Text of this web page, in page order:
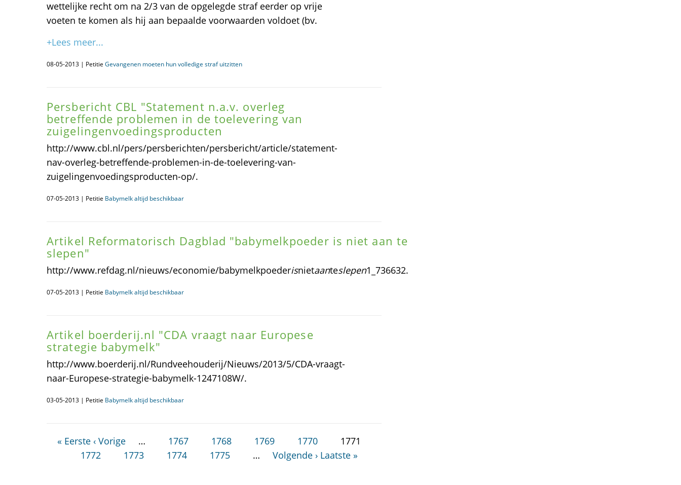
wettelijke recht om na 2/3 van de opgelegde straf eerder op vrije
voeten te komen als hij aan bepaalde voorwaarden voldoet (bv.
+Lees meer...
08-05-2013 | Petitie Gevangenen moeten hun volledige straf uitzitten
Persbericht CBL "Statement n.a.v. overleg
betreffende problemen in de toelevering van
zuigelingenvoedingsproducten
http://www.cbl.nl/pers/persberichten/persbericht/article/statement-
nav-overleg-betreffende-problemen-in-de-toelevering-van-
zuigelingenvoedingsproducten-op/.
07-05-2013 | Petitie Babymelk altijd beschikbaar
Artikel Reformatorisch Dagblad "babymelkpoeder is niet aan te
slepen"
http://www.refdag.nl/nieuws/economie/babymelkpoederisnietaanteslepen1_736632.
07-05-2013 | Petitie Babymelk altijd beschikbaar
Artikel boerderij.nl "CDA vraagt naar Europese
strategie babymelk"
http://www.boerderij.nl/Rundveehouderij/Nieuws/2013/5/CDA-vraagt-
naar-Europese-strategie-babymelk-1247108W/.
03-05-2013 | Petitie Babymelk altijd beschikbaar
« Eerste ‹ Vorige … 1767 1768 1769 1770
1771
1772
1773 1774 1775 … Volgende › Laatste »